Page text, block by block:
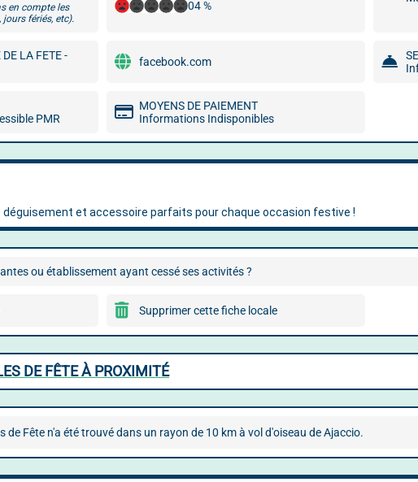
en compte les
jours fériés, etc).
04 %
LA FETE -
facebook.com
PMR
MOYENS DE PAIEMENT
Informations Indisponibles
ou établissement ayant cessé ses activités ?
Supprimer cette fiche locale
DE FÊTE À PROXIMITÉ
de Fête n'a été trouvé dans un rayon de 10 km à vol d'oiseau de Ajaccio.